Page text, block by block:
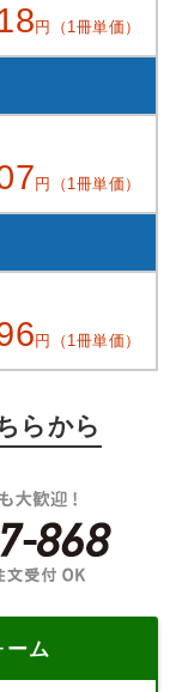
円（1冊単価）
円（1冊単価）
円（1冊単価）
らから
ーム